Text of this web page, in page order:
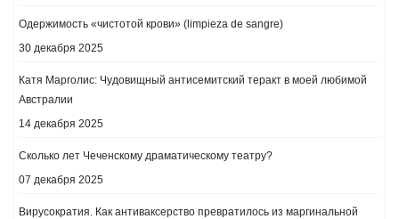
Одержимость «чистотой крови» (limpieza de sangre)
30 декабря 2025
Катя Марголис: Чудовищный антисемитский теракт в моей любимой
Австралии
14 декабря 2025
Сколько лет Чеченскому драматическому театру?
07 декабря 2025
Вирусократия. Как антиваксерство превратилось из маргинальной